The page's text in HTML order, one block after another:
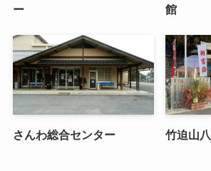
ー
館
さんわ総合センター 竹迫山